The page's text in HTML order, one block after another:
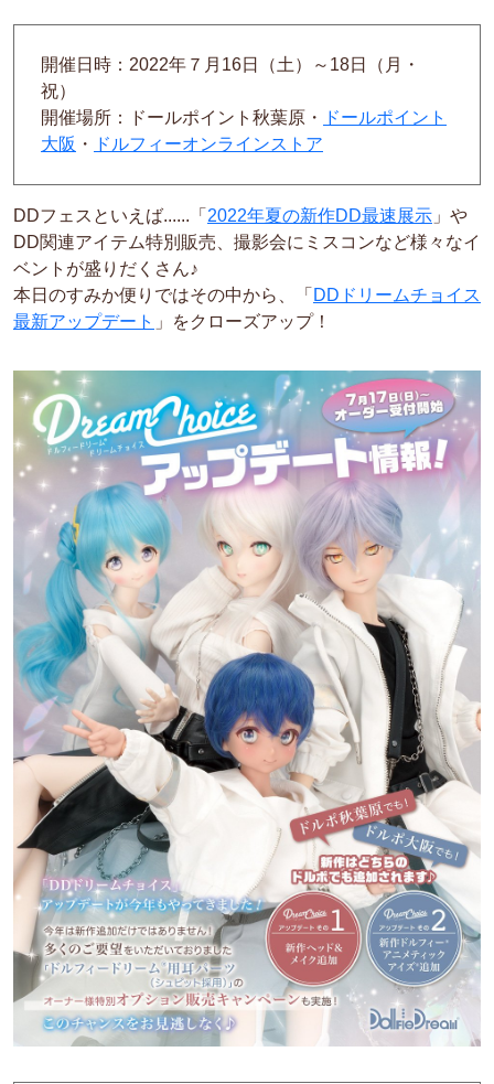
開催日時：2022年７月16日（土）～18日（月・
祝）
開催場所：ドールポイント秋葉原・
ドールポイント
大阪 ・ ドルフィーオンラインストア
DDフェスといえば......「 2022年夏の新作DD最速展示 」や
DD関連アイテム特別販売、撮影会にミスコンなど様々なイ
ベントが盛りだくさん♪
本日のすみか便りではその中から、「 DDドリームチョイス
最新アップデート 」をクローズアップ！